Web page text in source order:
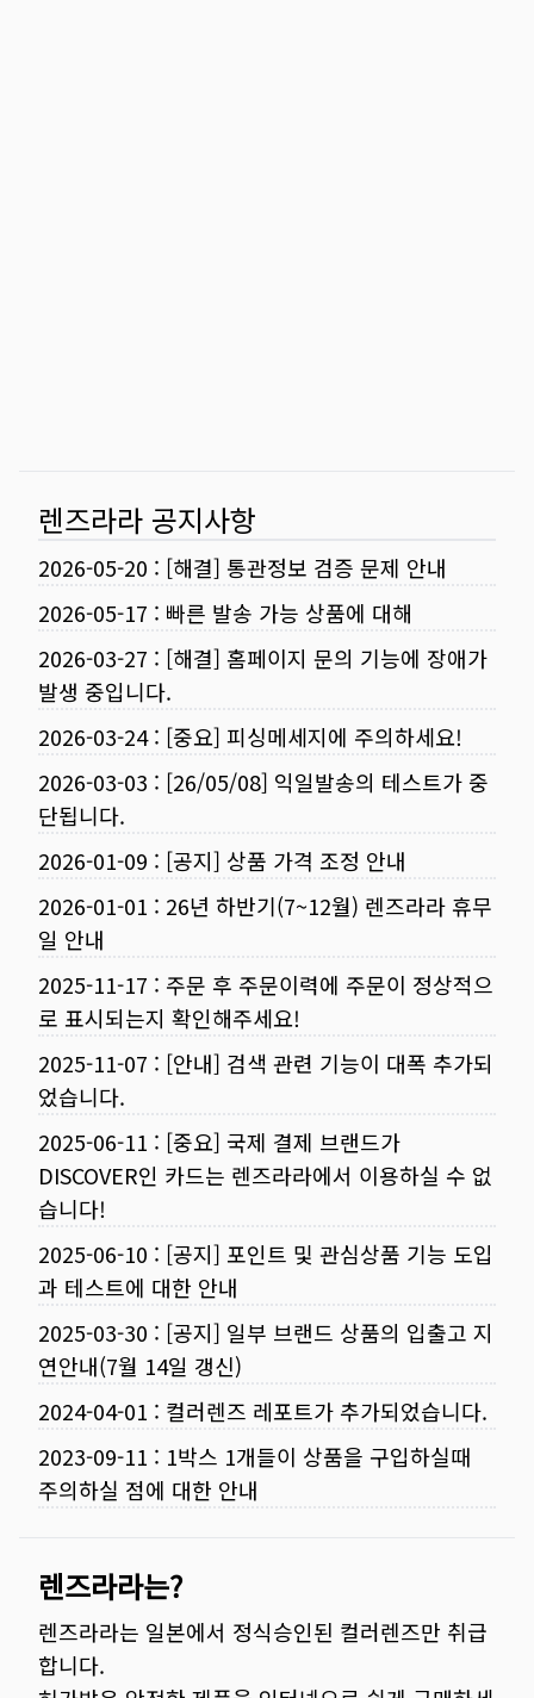
렌즈라라 공지사항
2026-05-20 : [해결] 통관정보 검증 문제 안내
2026-05-17 : 빠른 발송 가능 상품에 대해
2026-03-27 : [해결] 홈페이지 문의 기능에 장애가
발생 중입니다.
2026-03-24: [중요] 피싱메세지에 주의하세요!
2026-03-03 : [26/05/08] 익일발송의 테스트가 중
단됩니다.
2026-01-09 : [공지] 상품 가격 조정 안내
2026-01-01 : 26년 하반기(7~12월) 렌즈라라 휴무
일 안내
2025-11-17 : 주문 후 주문이력에 주문이 정상적으
로 표시되는지 확인해주세요!
2025-11-07 : [안내] 검색 관련 기능이 대폭 추가되
었습니다.
2025-06-11 : [중요] 국제 결제 브랜드가
DISCOVER인 카드는 렌즈라라에서 이용하실 수 없
습니다!
2025-06-10 : [공지] 포인트 및 관심상품 기능 도입
과 테스트에 대한 안내
2025-03-30 : [공지] 일부 브랜드 상품의 입출고 지
연안내(7월 14일 갱신)
2024-04-01 : 컬러렌즈 레포트가 추가되었습니다.
2023-09-11 : 1박스 1개들이 상품을 구입하실때
주의하실 점에 대한 안내
렌즈라라는?
렌즈라라는 일본에서 정식승인된 컬러렌즈만 취급
합니다.